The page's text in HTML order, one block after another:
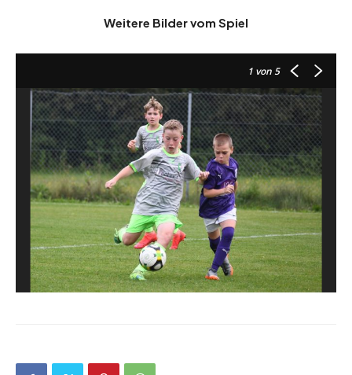
Weitere Bilder vom Spiel
1 von 5